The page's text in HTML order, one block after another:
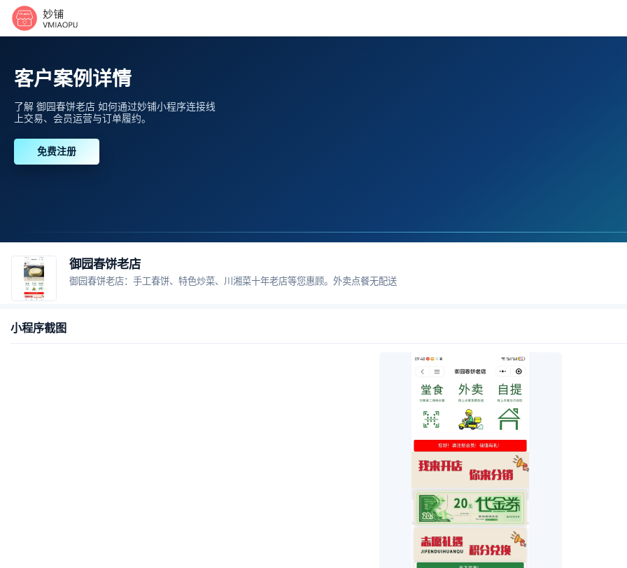
客户案例详情
了解 御园春饼老店 如何通过妙铺小程序连接线
上交易、会员运营与订单履约。
免费注册
御园春饼老店
御园春饼老店：手工春饼、特色炒菜、川湘菜十年老店等您惠顾。外卖点餐无配送
小程序截图